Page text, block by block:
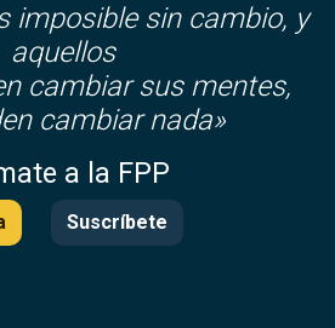
imposible sin cambio, y
aquellos
cambiar sus mentes,
cambiar nada»
a la FPP
Suscríbete